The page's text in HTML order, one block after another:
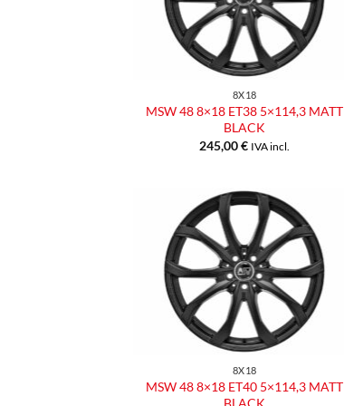
8X18
MSW 48 8×18 ET38 5×114,3 MATT
BLACK
245,00€ IVA incl.
Aggiungi
alla lista
dei
desideri
8X18
MSW 48 8×18 ET40 5×114,3 MATT